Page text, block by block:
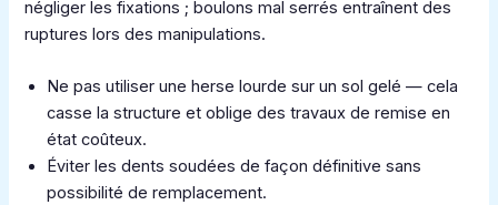
négliger les fixations ; boulons mal serrés entraînent des
ruptures lors des manipulations.
Ne pas utiliser une herse lourde sur un sol gelé — cela
casse la structure et oblige des travaux de remise en
état coûteux.
Éviter les dents soudées de façon définitive sans
possibilité de remplacement.